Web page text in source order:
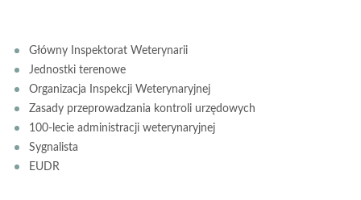
Główny Inspektorat Weterynarii
Jednostki terenowe
Organizacja Inspekcji Weterynaryjnej
Zasady przeprowadzania kontroli urzędowych
100-lecie administracji weterynaryjnej
Sygnalista
EUDR